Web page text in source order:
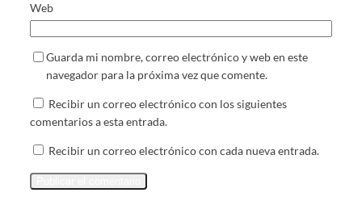
Web
Guarda mi nombre, correo electrónico y web en este
navegador para la próxima vez que comente.
Recibir un correo electrónico con los siguientes
comentarios a esta entrada.
Recibir un correo electrónico con cada nueva entrada.